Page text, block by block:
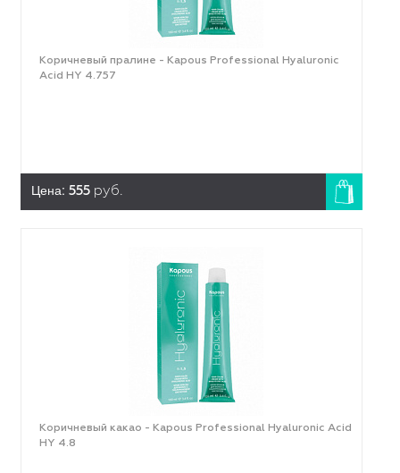
Коричневый пралине - Kapous Professional Hyaluronic
Acid HY 4.757
Цена: 555 руб.
Коричневый какао - Kapous Professional Hyaluronic Acid
HY 4.8